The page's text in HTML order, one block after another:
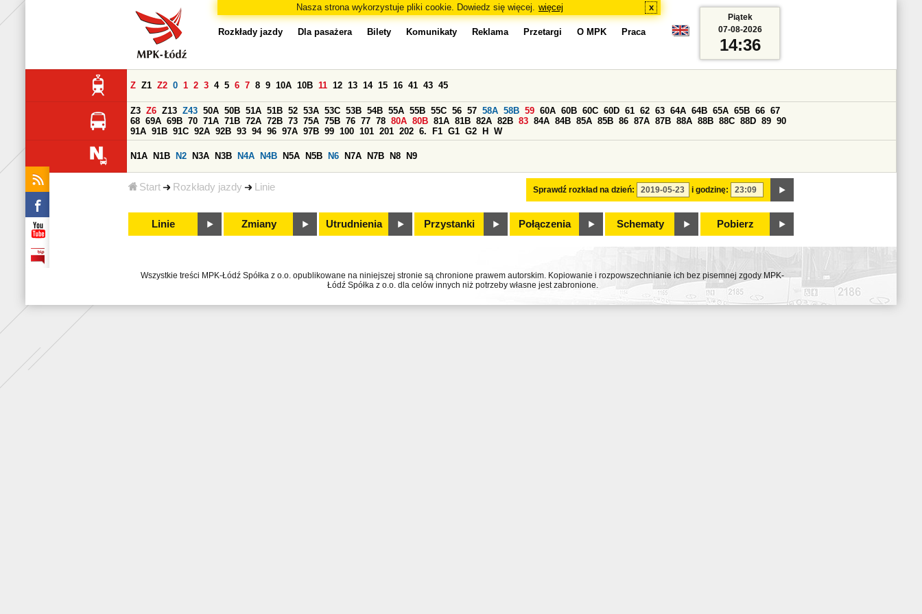
Nasza strona wykorzystuje pliki cookie. Dowiedz się więcej. więcej x
Start Rozkłady jazdy Linie
Rozkłady jazdy Dla pasażera Bilety Komunikaty Reklama Przetargi O MPK Praca
Sprawdź rozkład na dzień: i godzinę:
Z Z1 Z2 0 1 2 3 4 5 6 7 8 9 10A 10B 11 12 13 14 15 16 41 43 45
Z3 Z6 Z13 Z43 50A 50B 51A 51B 52 53A 53C 53B 54B 55A 55B 55C 56 57 58A 58B 59 60A 60B 60C 60D 61 62 63 64A 64B 65A 65B 66 67
68 69A 69B 70 71A 71B 72A 72B 73 75A 75B 76 77 78 80A 80B 81A 81B 82A 82B 83 84A 84B 85A 85B 86 87A 87B 88A 88B 88C 88D 89 90
91A 91B 91C 92A 92B 93 94 96 97A 97B 99 100 101 201 202 6. F1 G1 G2 H W
N1A N1B N2 N3A N3B N4A N4B N5A N5B N6 N7A N7B N8 N9
Linie Zmiany Utrudnienia Przystanki Połączenia Schematy Pobierz
Piątek
07-08-2026
14:36
Wszystkie treści MPK-Łódź Spółka z o.o. opublikowane na niniejszej stronie są chronione prawem autorskim. Kopiowanie i rozpowszechnianie ich bez pisemnej zgody MPK-
Łódź Spółka z o.o. dla celów innych niż potrzeby własne jest zabronione.